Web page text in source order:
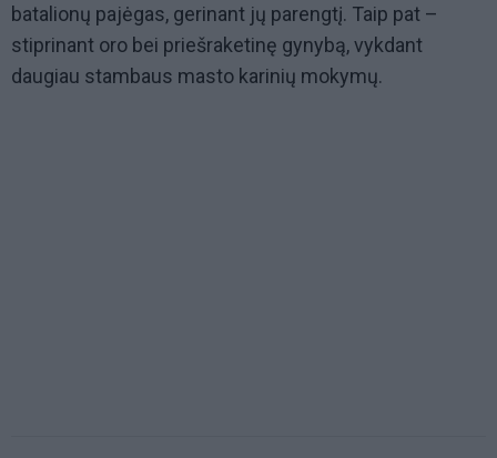
batalionų pajėgas, gerinant jų parengtį. Taip pat –
stiprinant oro bei priešraketinę gynybą, vykdant
daugiau stambaus masto karinių mokymų.